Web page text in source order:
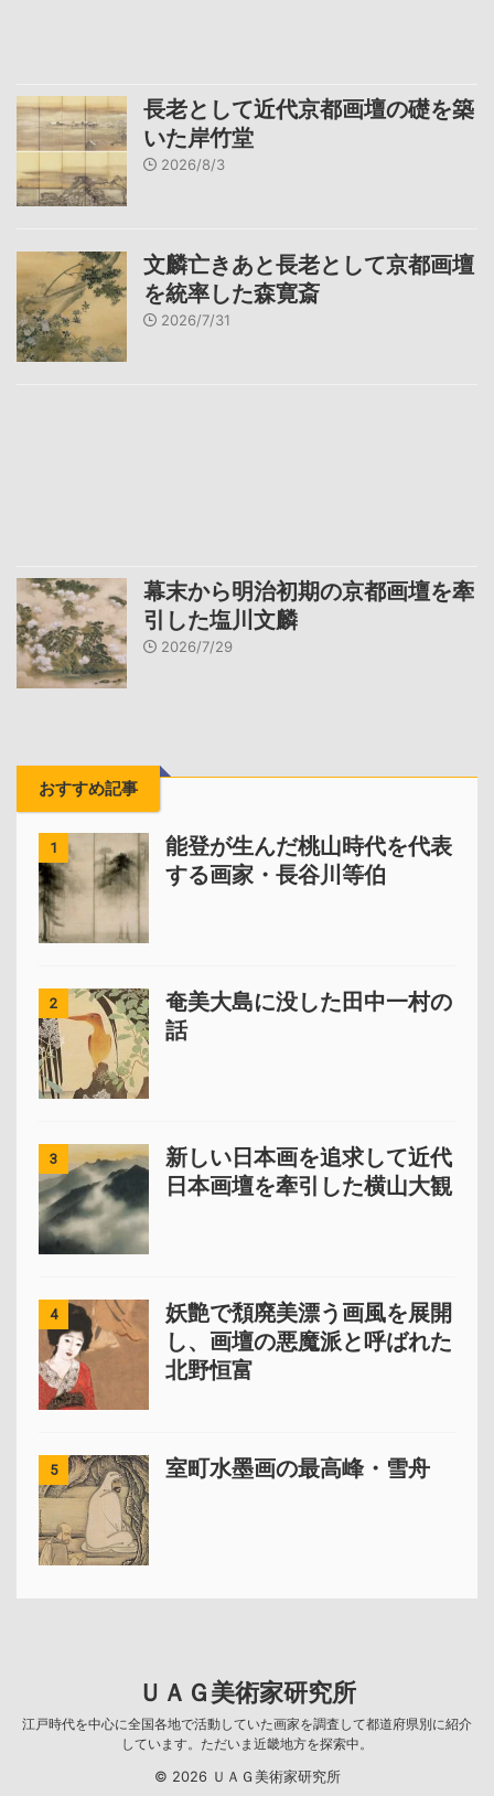
長老として近代京都画壇の礎を築
いた岸竹堂
2026/8/3
文麟亡きあと長老として京都画壇
を統率した森寛斎
2026/7/31
幕末から明治初期の京都画壇を牽
引した塩川文麟
2026/7/29
おすすめ記事
1
能登が生んだ桃山時代を代表
する画家・長谷川等伯
2
奄美大島に没した田中一村の
話
3
新しい日本画を追求して近代
日本画壇を牽引した横山大観
4
妖艶で頽廃美漂う画風を展開
し、画壇の悪魔派と呼ばれた
北野恒富
5 室町水墨画の最高峰・雪舟
ＵＡＧ美術家研究所
江戸時代を中心に全国各地で活動していた画家を調査して都道府県別に紹介
しています。ただいま近畿地方を探索中。
© 2026 ＵＡＧ美術家研究所